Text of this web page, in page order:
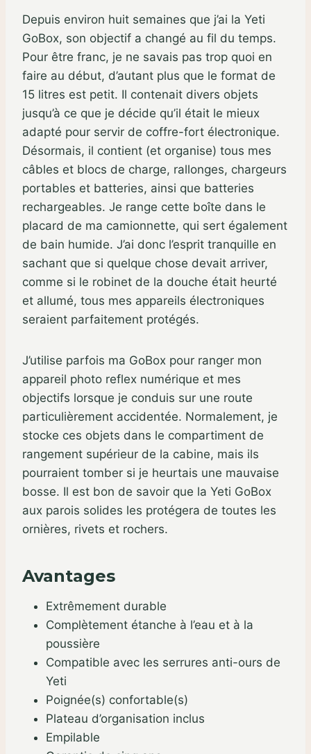
Depuis environ huit semaines que j’ai la Yeti
GoBox, son objectif a changé au fil du temps.
Pour être franc, je ne savais pas trop quoi en
faire au début, d’autant plus que le format de
15 litres est petit. Il contenait divers objets
jusqu’à ce que je décide qu’il était le mieux
adapté pour servir de coffre-fort électronique.
Désormais, il contient (et organise) tous mes
câbles et blocs de charge, rallonges, chargeurs
portables et batteries, ainsi que batteries
rechargeables. Je range cette boîte dans le
placard de ma camionnette, qui sert également
de bain humide. J’ai donc l’esprit tranquille en
sachant que si quelque chose devait arriver,
comme si le robinet de la douche était heurté
et allumé, tous mes appareils électroniques
seraient parfaitement protégés.
J’utilise parfois ma GoBox pour ranger mon
appareil photo reflex numérique et mes
objectifs lorsque je conduis sur une route
particulièrement accidentée. Normalement, je
stocke ces objets dans le compartiment de
rangement supérieur de la cabine, mais ils
pourraient tomber si je heurtais une mauvaise
bosse. Il est bon de savoir que la Yeti GoBox
aux parois solides les protégera de toutes les
ornières, rivets et rochers.
Avantages
Extrêmement durable
Complètement étanche à l’eau et à la
poussière
Compatible avec les serrures anti-ours de
Yeti
Poignée(s) confortable(s)
Plateau d’organisation inclus
Empilable